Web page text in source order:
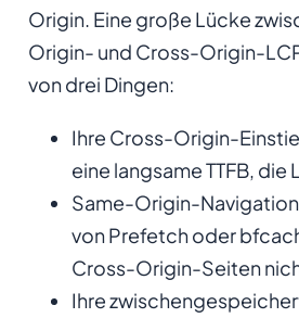
Origin. Eine große Lücke
Origin- und Cross-Origin-
von drei Dingen:
Ihre Cross-Origin-
eine langsame TTFB, die
Same-Origin-
von Prefetch oder
Cross-Origin-Seiten
Ihre